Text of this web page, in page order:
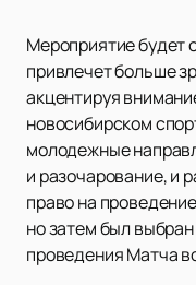
Мероприятие будет
привлечет больше
акцентируя
новосибирском
молодежные
и разочарование, и
право на
но затем был
проведения Матча